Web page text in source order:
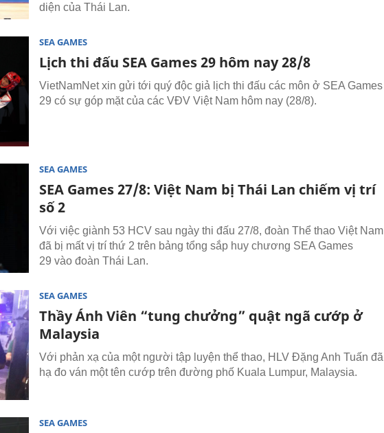
diện của Thái Lan.
SEA GAMES
Lịch thi đấu SEA Games 29 hôm nay 28/8
VietNamNet xin gửi tới quý độc giả lịch thi đấu các môn ở SEA Games
29 có sự góp mặt của các VĐV Việt Nam hôm nay (28/8).
SEA GAMES
SEA Games 27/8: Việt Nam bị Thái Lan chiếm vị trí
số 2
Với việc giành 53 HCV sau ngày thi đấu 27/8, đoàn Thể thao Việt Nam
đã bị mất vị trí thứ 2 trên bảng tổng sắp huy chương SEA Games
29 vào đoàn Thái Lan.
SEA GAMES
Thầy Ánh Viên “tung chưởng” quật ngã cướp ở
Malaysia
Với phản xạ của một người tập luyện thể thao, HLV Đặng Anh Tuấn đã
hạ đo ván một tên cướp trên đường phố Kuala Lumpur, Malaysia.
SEA GAMES